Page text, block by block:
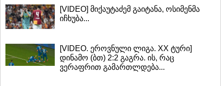
[VIDEO] მიქაუტაძემ გაიტანა, ოსიმენმა
იჩხუბა...
[VIDEO. ეროვნული ლიგა. XX ტური]
დინამო (ბთ) 2:2 გაგრა. ის, რაც
ვერაფრით გამართლდება...